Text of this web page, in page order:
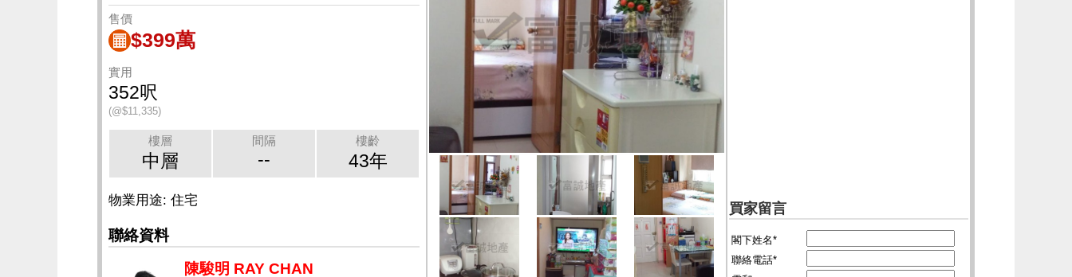
買家留言
閣下姓名*
聯絡電話*
售價
$399萬
實用
352呎
(@$11,335)
樓層
中層
間隔
--
樓齡
43年
物業用途: 住宅
聯絡資料
陳駿明 RAY CHAN